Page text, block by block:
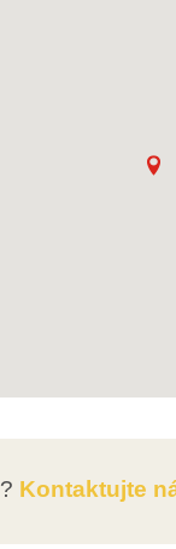
Kontaktujte